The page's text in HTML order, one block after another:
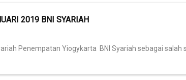
2019 BNI SYARIAH
Penempatan Yiogykarta BNI Syariah sebagai